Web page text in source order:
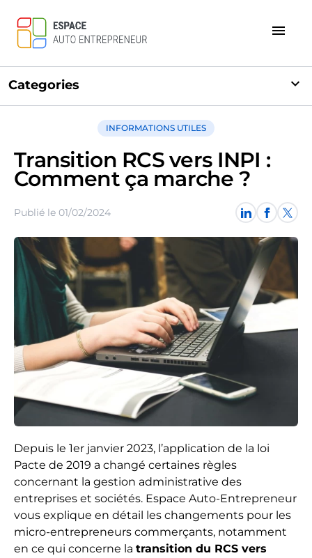
menu
Categories expand_more
INFORMATIONS UTILES
Transition RCS vers INPI :
Comment ça marche ?
Publié le 01/02/2024
Depuis le 1er janvier 2023, l’application de la loi
Pacte de 2019 a changé certaines règles
concernant la gestion administrative des
entreprises et sociétés. Espace Auto-Entrepreneur
vous explique en détail les changements pour les
micro-entrepreneurs commerçants, notamment
en ce qui concerne la transition du RCS vers